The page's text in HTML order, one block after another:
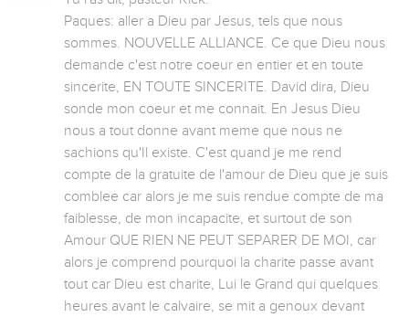
Paques: aller a Dieu par Jesus, tels que nous
sommes. NOUVELLE ALLIANCE. Ce que Dieu nous
demande c'est notre coeur en entier et en toute
sincerite, EN TOUTE SINCERITE. David dira, Dieu
sonde mon coeur et me connait. En Jesus Dieu
nous a tout donne avant meme que nous ne
sachions qu'Il existe. C'est quand je me rend
compte de la gratuite de l'amour de Dieu que je suis
comblee car alors je me suis rendue compte de ma
faiblesse, de mon incapacite, et surtout de son
Amour QUE RIEN NE PEUT SEPARER DE MOI, car
alors je comprend pourquoi la charite passe avant
tout car Dieu est charite, Lui le Grand qui quelques
heures avant le calvaire, se mit a genoux devant